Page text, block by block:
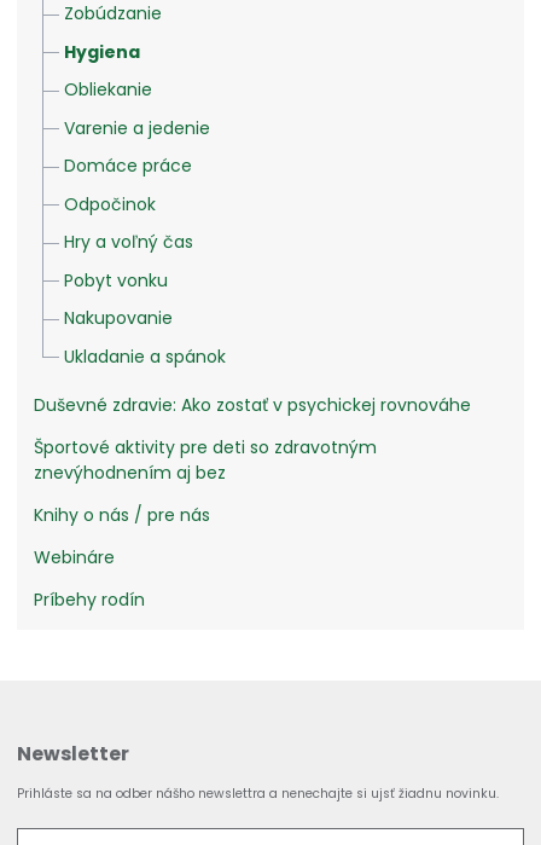
Zobúdzanie
Hygiena
Obliekanie
Varenie a jedenie
Domáce práce
Odpočinok
Hry a voľný čas
Pobyt vonku
Nakupovanie
Ukladanie a spánok
Duševné zdravie: Ako zostať v psychickej rovnováhe
Športové aktivity pre deti so zdravotným
znevýhodnením aj bez
Knihy o nás / pre nás
Webináre
Príbehy rodín
Newsletter
Prihláste sa na odber nášho newslettra a nenechajte si ujsť žiadnu novinku.